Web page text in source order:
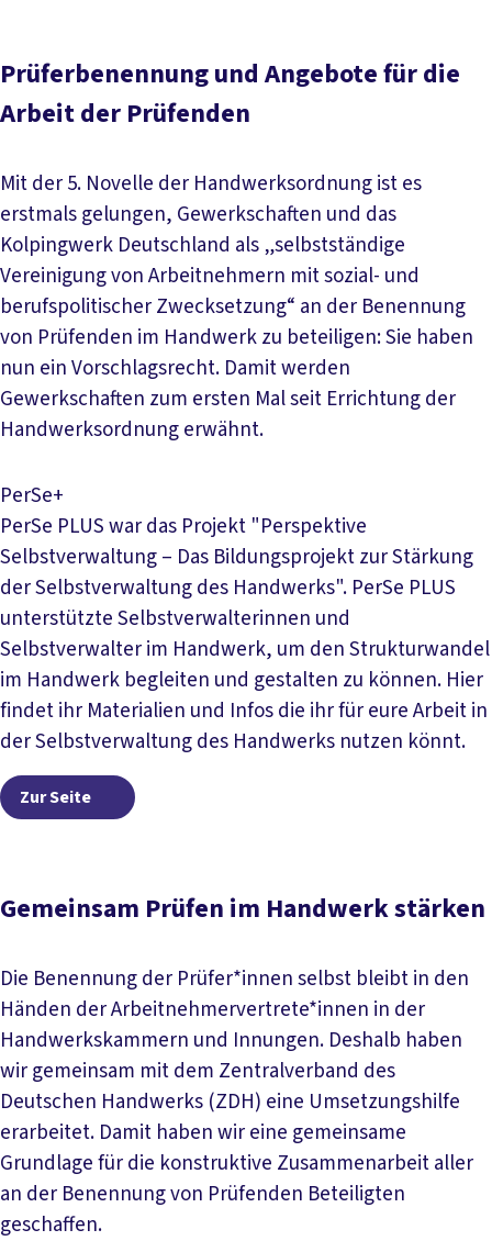
Prüferbenennung und Angebote für die
Arbeit der Prüfenden
Mit der 5. Novelle der Handwerksordnung ist es
erstmals gelungen, Gewerkschaften und das
Kolpingwerk Deutschland als „selbstständige
Vereinigung von Arbeitnehmern mit sozial- und
berufspolitischer Zwecksetzung“ an der Benennung
von Prüfenden im Handwerk zu beteiligen: Sie haben
nun ein Vorschlagsrecht. Damit werden
Gewerkschaften zum ersten Mal seit Errichtung der
Handwerksordnung erwähnt.
PerSe+
PerSe PLUS war das Projekt "Perspektive
Selbstverwaltung – Das Bildungsprojekt zur Stärkung
der Selbstverwaltung des Handwerks". PerSe PLUS
unterstützte Selbstverwalterinnen und
Selbstverwalter im Handwerk, um den Strukturwandel
im Handwerk begleiten und gestalten zu können. Hier
findet ihr Materialien und Infos die ihr für eure Arbeit in
der Selbstverwaltung des Handwerks nutzen könnt.
Zur Seite Zur Seite
Gemeinsam Prüfen im Handwerk stärken
Die Benennung der Prüfer*innen selbst bleibt in den
Händen der Arbeitnehmervertrete*innen in der
Handwerkskammern und Innungen. Deshalb haben
wir gemeinsam mit dem Zentralverband des
Deutschen Handwerks (ZDH) eine Umsetzungshilfe
erarbeitet. Damit haben wir eine gemeinsame
Grundlage für die konstruktive Zusammenarbeit aller
an der Benennung von Prüfenden Beteiligten
geschaffen.